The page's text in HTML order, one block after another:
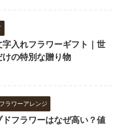
入れフラワーギフト｜世
の特別な贈り物
ラワーアレンジ
ドフラワーはなぜ高い？値